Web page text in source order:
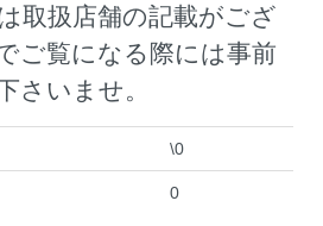
取扱店舗の記載がござ
ご覧になる際には事前
さいませ。
\0
0